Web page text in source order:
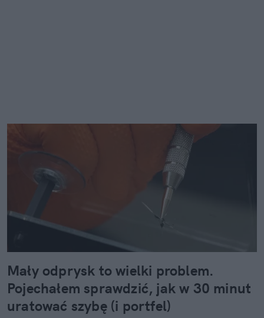
Mały odprysk to wielki problem.
Pojechałem sprawdzić, jak w 30 minut
uratować szybę (i portfel)